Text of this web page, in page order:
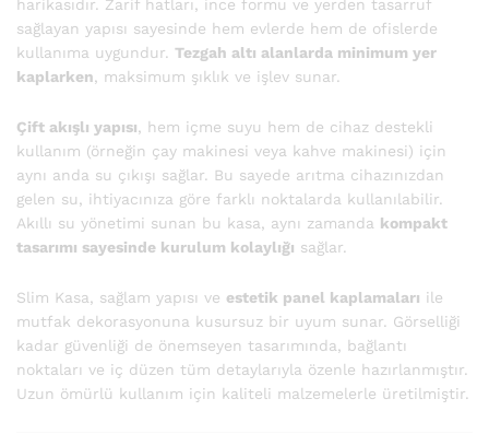
harikasıdır. Zarif hatları, ince formu ve yerden tasarruf
sağlayan yapısı sayesinde hem evlerde hem de ofislerde
kullanıma uygundur. Tezgah altı alanlarda minimum yer
kaplarken, maksimum şıklık ve işlev sunar.
Çift akışlı yapısı , hem içme suyu hem de cihaz destekli
kullanım (örneğin çay makinesi veya kahve makinesi) için
aynı anda su çıkışı sağlar. Bu sayede arıtma cihazınızdan
gelen su, ihtiyacınıza göre farklı noktalarda kullanılabilir.
Akıllı su yönetimi sunan bu kasa, aynı zamanda kompakt
tasarımı sayesinde kurulum kolaylığı sağlar.
Slim Kasa, sağlam yapısı ve estetik panel kaplamaları ile
mutfak dekorasyonuna kusursuz bir uyum sunar. Görselliği
kadar güvenliği de önemseyen tasarımında, bağlantı
noktaları ve iç düzen tüm detaylarıyla özenle hazırlanmıştır.
Uzun ömürlü kullanım için kaliteli malzemelerle üretilmiştir.